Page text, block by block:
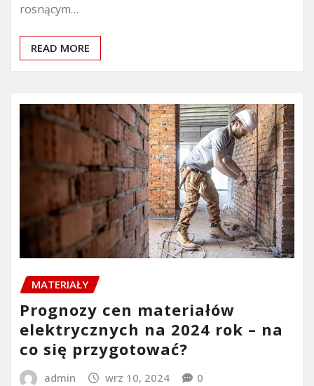
rosnącym…
READ MORE
MATERIAŁY
Prognozy cen materiałów
elektrycznych na 2024 rok – na
co się przygotować?
admin wrz 10, 2024 0